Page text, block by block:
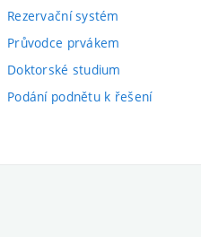
Rezervační systém
Průvodce prvákem
Doktorské studium
Podání podnětu k řešení